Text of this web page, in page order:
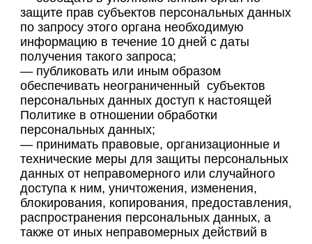
защите прав субъектов персональных данных
по запросу этого органа необходимую
информацию в течение 10 дней с даты
получения такого запроса;
— публиковать или иным образом
обеспечивать неограниченный субъектов
персональных данных доступ к настоящей
Политике в отношении обработки
персональных данных;
— принимать правовые, организационные и
технические меры для защиты персональных
данных от неправомерного или случайного
доступа к ним, уничтожения, изменения,
блокирования, копирования, предоставления,
распространения персональных данных, а
также от иных неправомерных действий в